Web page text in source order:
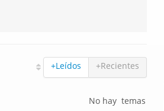
+Leídos +Recientes
No hay temas